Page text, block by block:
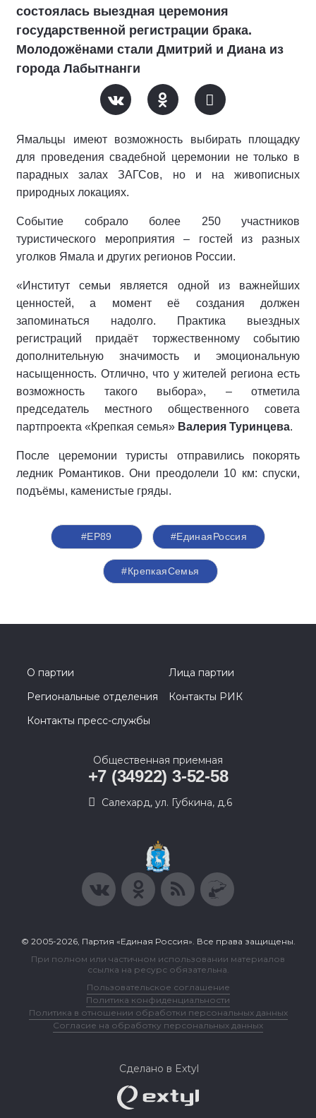
состоялась выездная церемония
государственной регистрации брака.
Молодожёнами стали Дмитрий и Диана из
города Лабытнанги
Ямальцы имеют возможность выбирать площадку
для проведения свадебной церемонии не только в
парадных залах ЗАГСов, но и на живописных
природных локациях.
Событие собрало более 250 участников
туристического мероприятия – гостей из разных
уголков Ямала и других регионов России.
«Институт семьи является одной из важнейших
ценностей, а момент её создания должен
запоминаться надолго. Практика выездных
регистраций придаёт торжественному событию
дополнительную значимость и эмоциональную
насыщенность. Отлично, что у жителей региона есть
возможность такого выбора», – отметила
председатель местного общественного совета
партпроекта «Крепкая семья» Валерия Туринцева.
После церемонии туристы отправились покорять
ледник Романтиков. Они преодолели 10 км: спуски,
подъёмы, каменистые гряды.
#ЕР89 #‎ЕдинаяРоссия
#КрепкаяСемья
О партии
Лица партии
Региональные отделения
Контакты РИК
Контакты пресс-службы
Общественная приемная
+7 (34922) 3-52-58
Салехард, ул. Губкина, д.6
© 2005-2026, Партия «Единая Россия». Все права защищены.
При полном или частичном использовании материалов
ссылка на ресурс обязательна.
Пользовательское соглашение
Политика конфиденциальности
Политика в отношении обработки персональных данных
Согласие на обработку персональных данных
Сделано в Extyl